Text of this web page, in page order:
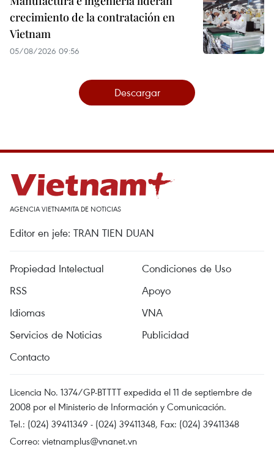
crecimiento de la contratación en
Vietnam
05/08/2026 09:56
Descargar
AGENCIA VIETNAMITA DE NOTICIAS
Editor en jefe: TRAN TIEN DUAN
Propiedad Intelectual
Condiciones de Uso
RSS
Apoyo
Idiomas
VNA
Servicios de Noticias
Publicidad
Contacto
Licencia No. 1374/GP-BTTTT expedida el 11 de septiembre de
2008 por el Ministerio de Información y Comunicación.
Tel.: (024) 39411349 - (024) 39411348, Fax: (024) 39411348
Correo: vietnamplus@vnanet.vn